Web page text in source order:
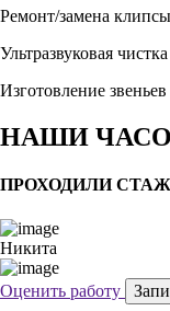
Ремонт/замена
Ультразвуковая чистка
Изготовление
НАШИ
ПРОХОДИЛИ
Никита
Оценить работу